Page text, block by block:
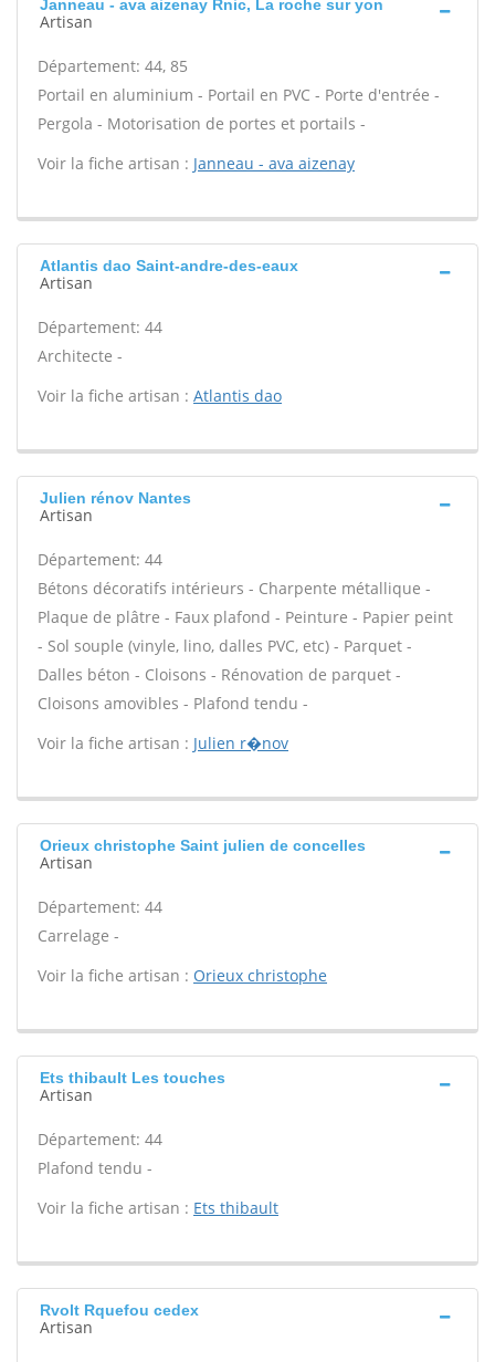
Janneau - ava aizenay Rnic, La roche sur yon
Artisan
Département: 44, 85
Portail en aluminium - Portail en PVC - Porte d'entrée -
Pergola - Motorisation de portes et portails -
Voir la fiche artisan : Janneau - ava aizenay
Atlantis dao Saint-andre-des-eaux
Artisan
Département: 44
Architecte -
Voir la fiche artisan : Atlantis dao
Julien rénov Nantes
Artisan
Département: 44
Bétons décoratifs intérieurs - Charpente métallique -
Plaque de plâtre - Faux plafond - Peinture - Papier peint
- Sol souple (vinyle, lino, dalles PVC, etc) - Parquet -
Dalles béton - Cloisons - Rénovation de parquet -
Cloisons amovibles - Plafond tendu -
Voir la fiche artisan : Julien r�nov
Orieux christophe Saint julien de concelles
Artisan
Département: 44
Carrelage -
Voir la fiche artisan : Orieux christophe
Ets thibault Les touches
Artisan
Département: 44
Plafond tendu -
Voir la fiche artisan : Ets thibault
Rvolt Rquefou cedex
Artisan